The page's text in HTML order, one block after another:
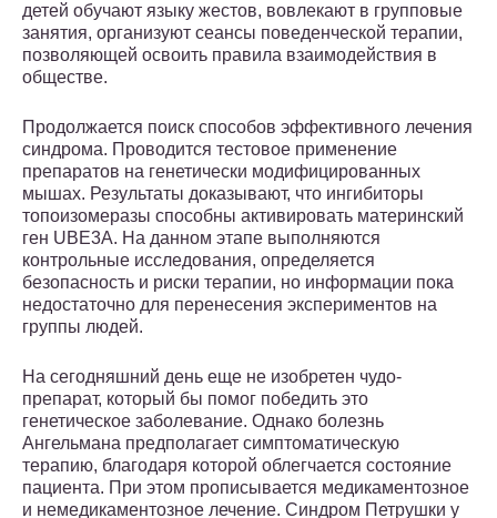
детей обучают языку жестов, вовлекают в групповые
занятия, организуют сеансы поведенческой терапии,
позволяющей освоить правила взаимодействия в
обществе.
Продолжается поиск способов эффективного лечения
синдрома. Проводится тестовое применение
препаратов на генетически модифицированных
мышах. Результаты доказывают, что ингибиторы
топоизомеразы способны активировать материнский
ген UBE3A. На данном этапе выполняются
контрольные исследования, определяется
безопасность и риски терапии, но информации пока
недостаточно для перенесения экспериментов на
группы людей.
На сегодняшний день еще не изобретен чудо-
препарат, который бы помог победить это
генетическое заболевание. Однако болезнь
Ангельмана предполагает симптоматическую
терапию, благодаря которой облегчается состояние
пациента. При этом прописывается медикаментозное
и немедикаментозное лечение. Синдром Петрушки у